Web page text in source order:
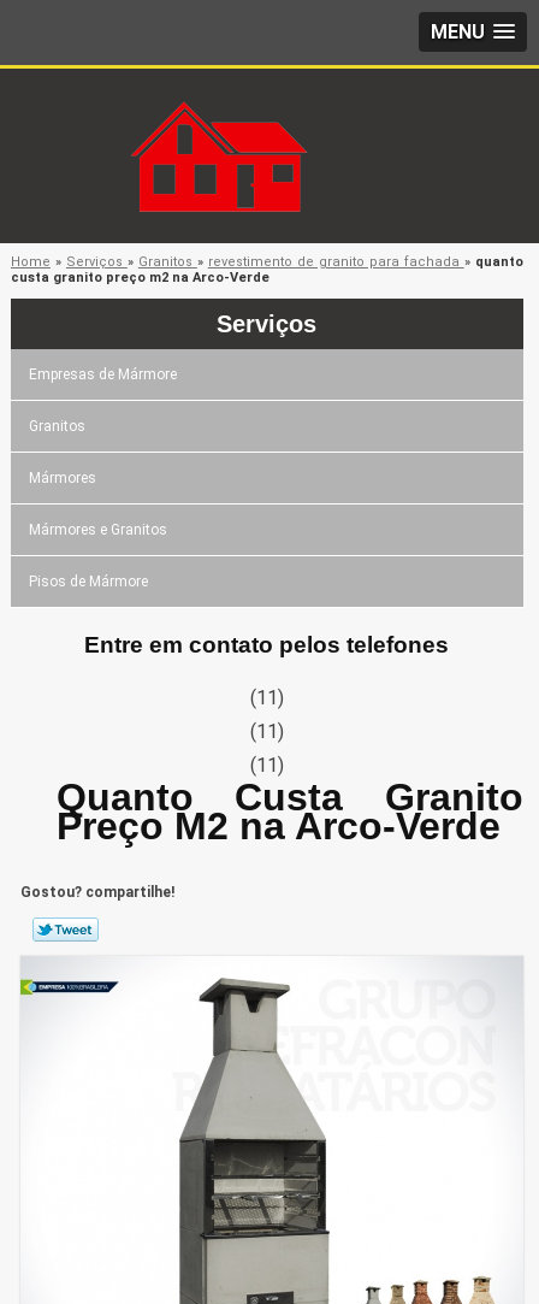
MENU
Home » Serviços » Granitos » revestimento de granito para fachada » quanto
custa granito preço m2 na Arco-Verde
Serviços
Empresas de Mármore
Granitos
Mármores
Mármores e Granitos
Pisos de Mármore
Entre em contato pelos telefones
(11)
(11)
(11)
Quanto Custa Granito
Preço M2 na Arco-Verde
Gostou? compartilhe!